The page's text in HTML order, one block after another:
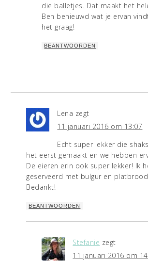
die balletjes. Dat maakt het
Ben benieuwd wat je ervan
het graag!
BEANTWOORDEN
Lena zegt
11 januari 2016 om 13:07
Echt super lekker die
het eerst gemaakt en we hebben
De eieren erin ook super lekker! Ik
geserveerd met bulgur en
Bedankt!
BEANTWOORDEN
Stefanie zegt
11 januari 2016 om